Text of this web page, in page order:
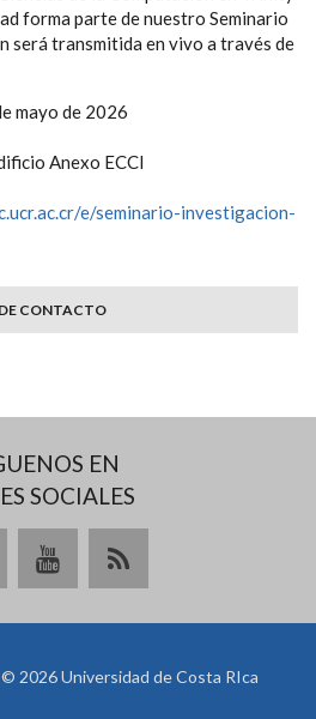
forma parte de nuestro Seminario
será transmitida en vivo a través de
mayo de 2026
Anexo ECCI
e/seminario-investigacion-
CONTACTO
EN
SOCIALES
2026 Universidad de Costa RIca